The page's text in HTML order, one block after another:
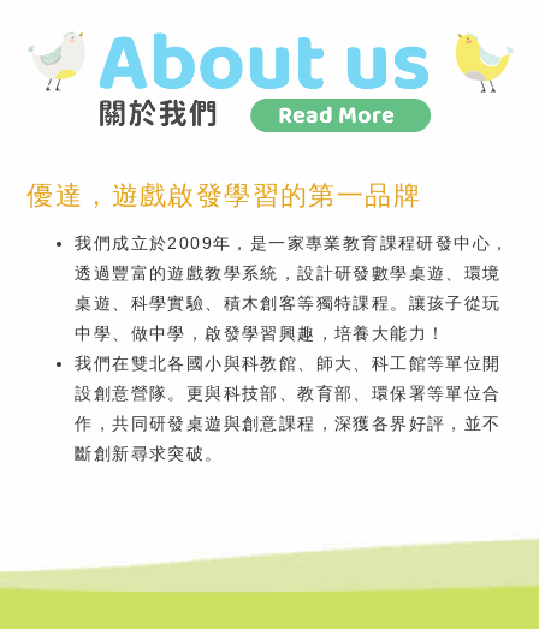
優達，遊戲啟發學習的第一品牌
我們成立於2009年，是一家專業教育課程研發中心，
透過豐富的遊戲教學系統，設計研發數學桌遊、環境
桌遊、科學實驗、積木創客等獨特課程。讓孩子從玩
中學、做中學，啟發學習興趣，培養大能力！
我們在雙北各國小與科教館、師大、科工館等單位開
設創意營隊。更與科技部、教育部、環保署等單位合
作，共同研發桌遊與創意課程，深獲各界好評，並不
斷創新尋求突破。